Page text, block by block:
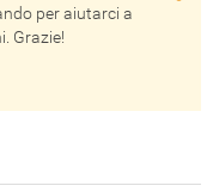
per aiutarci a
Grazie!